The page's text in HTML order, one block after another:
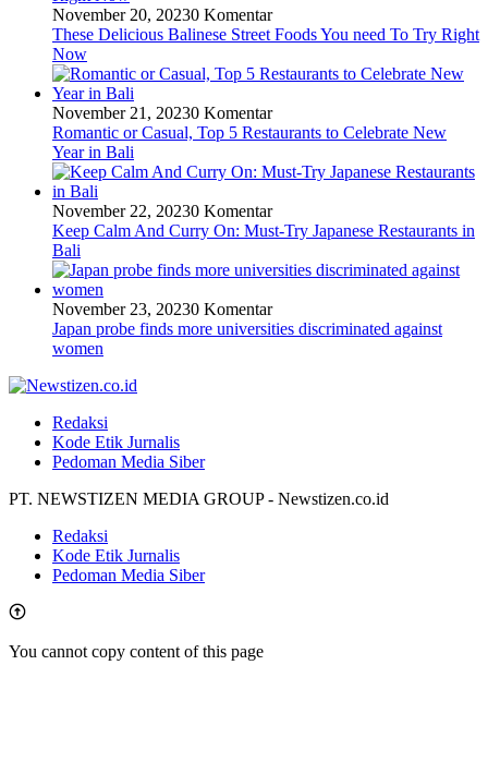
November 20, 20230 Komentar
These Delicious Balinese Street Foods You need To Try Right
Now
November 21, 20230 Komentar
Romantic or Casual, Top 5 Restaurants to Celebrate New
Year in Bali
November 22, 20230 Komentar
Keep Calm And Curry On: Must-Try Japanese Restaurants in
Bali
November 23, 20230 Komentar
Japan probe finds more universities discriminated against
women
Redaksi
Kode Etik Jurnalis
Pedoman Media Siber
PT. NEWSTIZEN MEDIA GROUP - Newstizen.co.id
Redaksi
Kode Etik Jurnalis
Pedoman Media Siber
You cannot copy content of this page